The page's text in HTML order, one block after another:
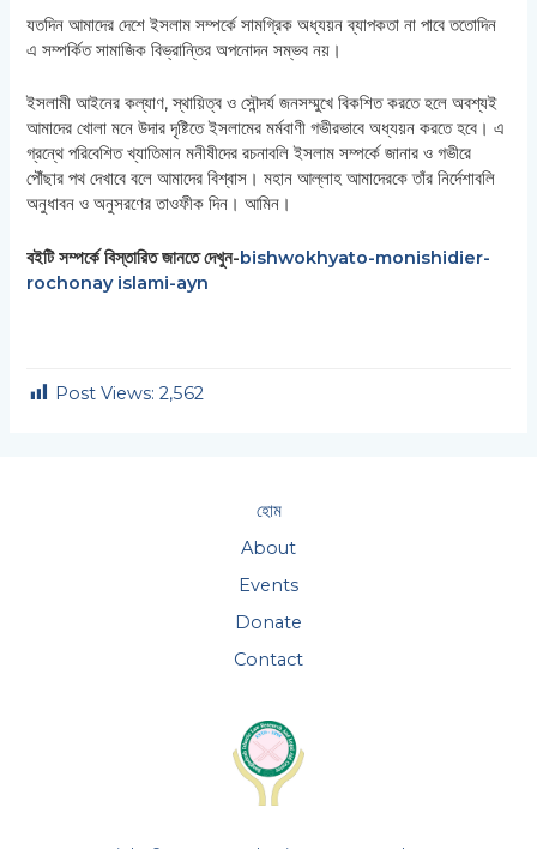
যতদিন আমাদের দেশে ইসলাম সম্পর্কে সামগ্রিক অধ্যয়ন ব্যাপকতা না পাবে ততোদিন
এ সম্পর্কিত সামাজিক বিভ্রান্তির অপনোদন সম্ভব নয়।
ইসলামী আইনের কল্যাণ, স্থায়িত্ব ও সৌন্দর্য জনসম্মুখে বিকশিত করতে হলে অবশ্যই
আমাদের খোলা মনে উদার দৃষ্টিতে ইসলামের মর্মবাণী গভীরভাবে অধ্যয়ন করতে হবে। এ
গ্রন্থে পরিবেশিত খ্যাতিমান মনীষীদের রচনাবলি ইসলাম সম্পর্কে জানার ও গভীরে
পৌঁছার পথ দেখাবে বলে আমাদের বিশ্বাস। মহান আল্লাহ আমাদেরকে তাঁর নির্দেশাবলি
অনুধাবন ও অনুসরণের তাওফীক দিন। আমিন।
বইটি সম্পর্কে বিস্তারিত জানতে দেখুন-bishwokhyato-monishidier-
rochonay islami-ayn
Post Views: 2,562
হোম
About
Events
Donate
Contact